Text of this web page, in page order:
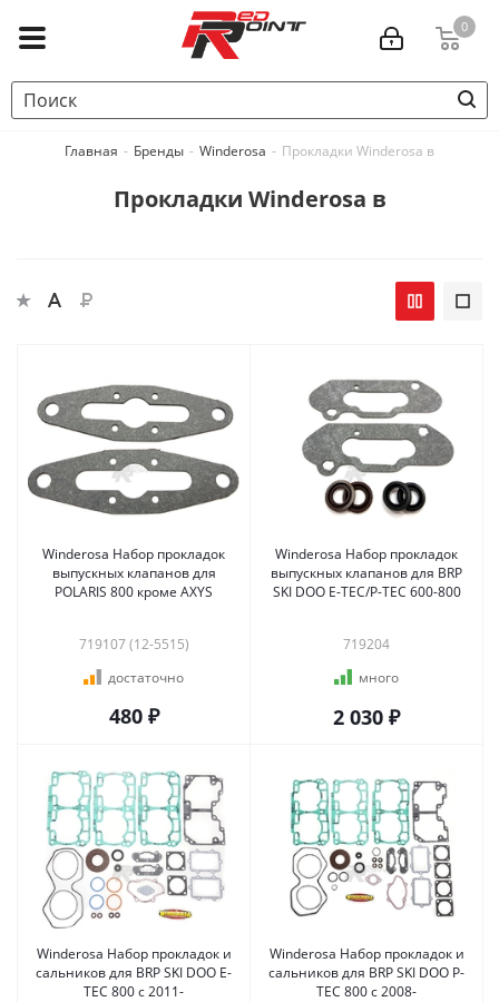
0
Главная - Бренды - Winderosa - Прокладки Winderosa в
Прокладки Winderosa в
Winderosa Набор прокладок
выпускных клапанов для
POLARIS 800 кроме AXYS
719107 (12-5515)
достаточно
480 ₽
Winderosa Набор прокладок
выпускных клапанов для BRP
SKI DOO E-TEC/P-TEС 600-800
719204
много
2 030 ₽
Winderosa Набор прокладок и
сальников для BRP SKI DOO E-
TEC 800 с 2011-
Winderosa Набор прокладок и
сальников для BRP SKI DOO P-
TEC 800 с 2008-